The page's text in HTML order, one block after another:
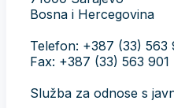
Bosna i Hercegovina
Telefon: +387 (33) 563
Fax: +387 (33) 563 901
Služba za odnose s